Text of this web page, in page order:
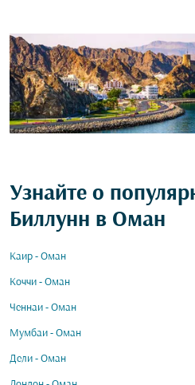
Узнайте о
Биллунн в Оман
Каир - Оман
Коччи - Оман
Ченнаи - Оман
Мумбаи - Оман
Дели - Оман